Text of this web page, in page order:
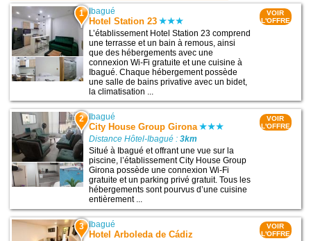
1 Ibagué
Hotel Station 23
L’établissement Hotel Station 23 comprend
une terrasse et un bain à remous, ainsi
que des hébergements avec une
connexion Wi-Fi gratuite et une cuisine à
Ibagué. Chaque hébergement possède
une salle de bains privative avec un bidet,
la climatisation ...
VOIR
L'OFFRE
2 Ibagué
City House Group Girona
Distance Hôtel-Ibagué :3km
Situé à Ibagué et offrant une vue sur la
piscine, l’établissement City House Group
Girona possède une connexion Wi-Fi
gratuite et un parking privé gratuit. Tous les
hébergements sont pourvus d’une cuisine
entièrement ...
VOIR
L'OFFRE
3 Ibagué
Hotel Arboleda de Cádiz
VOIR
L'OFFRE